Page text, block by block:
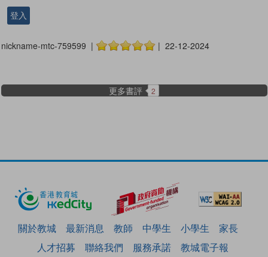
登入
nickname-mtc-759599 | | 22-12-2024
更多書評 2
關於教城 最新消息 教師 中學生 小學生
家長
人才招募
聯絡我們 服務承諾 教城電子報